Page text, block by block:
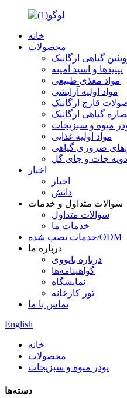
خانه
محصولات
گیاهی ارگانیک
پپتیدها و اسید آمینه
مواد مغذی طبیعی
مواد اولیه آرایشی
قارچ ارگانیک
گیاهی ارگانیک
میوه و سبزیجات
مواد اولیه غذایی
ضروری گیاهی
جات و چای گل
اخبار
اخبار
دانش
سوالات متداول و خدمات
سوالات متداول
خدمات ما
خدمات نصب شده/ODM
درباره ما
درباره بایووی
گواهینامه‌ها
نمایشگاه
تور کارخانه
تماس با ما
English
خانه
محصولات
پودر میوه و سبزیجات
دسته‌ها